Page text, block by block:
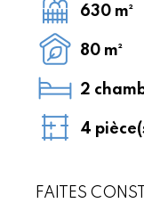
630 m²
80 m²
2
4
FAITES